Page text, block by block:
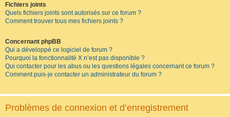
Fichiers joints
Quels fichiers joints sont autorisés sur ce forum ?
Comment trouver tous mes fichiers joints ?
Concernant phpBB
Qui a développé ce logiciel de forum ?
Pourquoi la fonctionnalité X n’est pas disponible ?
Qui contacter pour les abus ou les questions légales concernant ce forum ?
Comment puis-je contacter un administrateur du forum ?
Problèmes de connexion et d’enregistrement